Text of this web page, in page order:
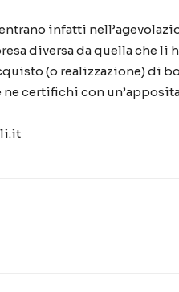
infatti
diversa da quella che li
(o realizzazione) di
certifichi con